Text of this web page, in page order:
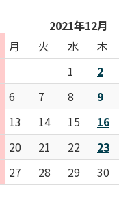
2021年12月
月 火 水 木
1
2
6 7 8 9
13 14 15 16
20 21 22 23
27 28 29 30